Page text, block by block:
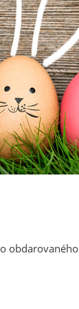
obdarovaného